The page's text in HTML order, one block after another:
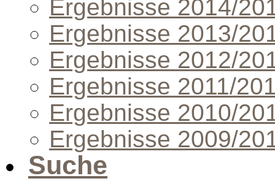
Ergebnisse 2014/
Ergebnisse 2013/
Ergebnisse 2012/
Ergebnisse 2011/
Ergebnisse 2010/
Ergebnisse 2009/
Suche